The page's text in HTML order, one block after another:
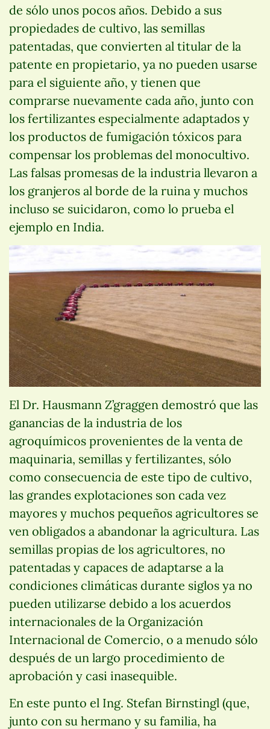
de sólo unos pocos años. Debido a sus
propiedades de cultivo, las semillas
patentadas, que convierten al titular de la
patente en propietario, ya no pueden usarse
para el siguiente año, y tienen que
comprarse nuevamente cada año, junto con
los fertilizantes especialmente adaptados y
los productos de fumigación tóxicos para
compensar los problemas del monocultivo.
Las falsas promesas de la industria llevaron a
los granjeros al borde de la ruina y muchos
incluso se suicidaron, como lo prueba el
ejemplo en India.
El Dr. Hausmann Z’graggen demostró que las
ganancias de la industria de los
agroquímicos provenientes de la venta de
maquinaria, semillas y fertilizantes, sólo
como consecuencia de este tipo de cultivo,
las grandes explotaciones son cada vez
mayores y muchos pequeños agricultores se
ven obligados a abandonar la agricultura. Las
semillas propias de los agricultores, no
patentadas y capaces de adaptarse a la
condiciones climáticas durante siglos ya no
pueden utilizarse debido a los acuerdos
internacionales de la Organización
Internacional de Comercio, o a menudo sólo
después de un largo procedimiento de
aprobación y casi inasequible.
En este punto el Ing. Stefan Birnstingl (que,
junto con su hermano y su familia, ha